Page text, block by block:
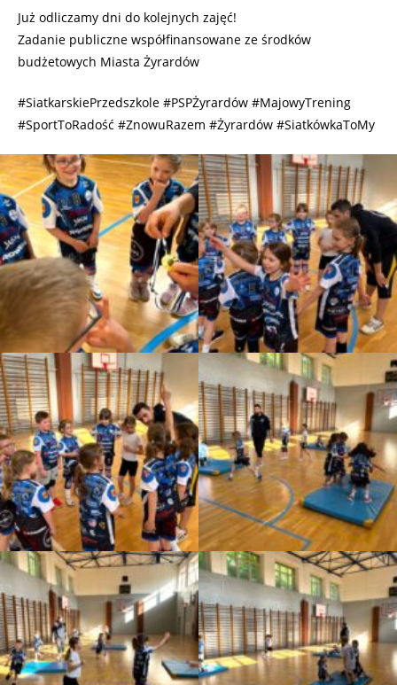
Już odliczamy dni do kolejnych zajęć!
Zadanie publiczne współfinansowane ze środków
budżetowych Miasta Żyrardów
#SiatkarskiePrzedszkole #PSPŻyrardów #MajowyTrening
#SportToRadość #ZnowuRazem #Żyrardów #SiatkówkaToMy